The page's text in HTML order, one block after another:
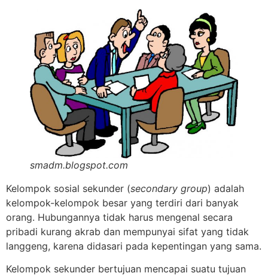
smadm.blogspot.com
Kelompok sosial sekunder (secondary group) adalah
kelompok-kelompok besar yang terdiri dari banyak
orang. Hubungannya tidak harus mengenal secara
pribadi kurang akrab dan mempunyai sifat yang tidak
langgeng, karena didasari pada kepentingan yang sama.
Kelompok sekunder bertujuan mencapai suatu tujuan